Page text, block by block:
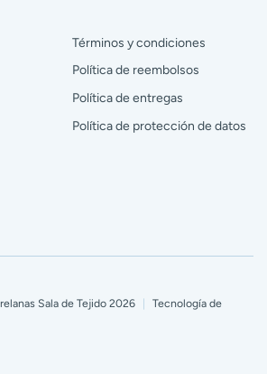
Términos y condiciones
Política de reembolsos
Política de entregas
Política de protección de datos
Sala de Tejido 2026 | Tecnología de